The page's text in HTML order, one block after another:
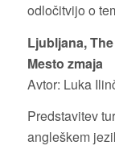
odločitvijo o
Ljubljana,
Mesto zmaja
Avtor: Luka
Predstavitev
angleškem